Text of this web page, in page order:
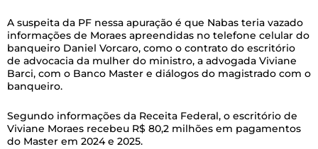
A suspeita da PF nessa apuração é que Nabas teria vazado
informações de Moraes apreendidas no telefone celular do
banqueiro Daniel Vorcaro, como o contrato do escritório
de advocacia da mulher do ministro, a advogada Viviane
Barci, com o Banco Master e diálogos do magistrado com o
banqueiro.
Segundo informações da Receita Federal, o escritório de
Viviane Moraes recebeu R$ 80,2 milhões em pagamentos
do Master em 2024 e 2025.